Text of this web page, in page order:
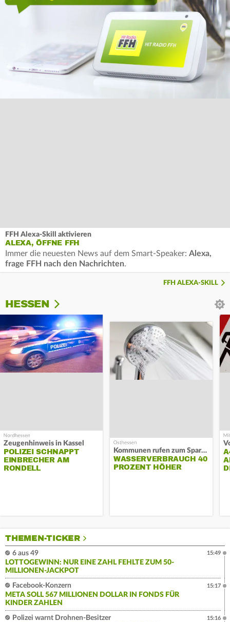
FFH Alexa-Skill aktivieren
ALEXA, ÖFFNE FFH
Immer die neuesten News auf dem Smart-Speaker: Alexa,
frage FFH nach den Nachrichten.
FFH ALEXA-SKILL
HESSEN
Zeugenhinweis in Kassel
POLIZEI SCHNAPPT
EINBRECHER AM
RONDELL
Kommunen rufen zum Sparen auf
WASSERVERBRAUCH 40
PROZENT HÖHER
THEMEN-TICKER
6 aus 49
LOTTOGEWINN: NUR EINE ZAHL FEHLTE ZUM 50-
MILLIONEN-JACKPOT
15:49
Facebook-Konzern
META SOLL 567 MILLIONEN DOLLAR IN FONDS FÜR
KINDER ZAHLEN
15:17
Polizei warnt Drohnen-Besitzer
15:16